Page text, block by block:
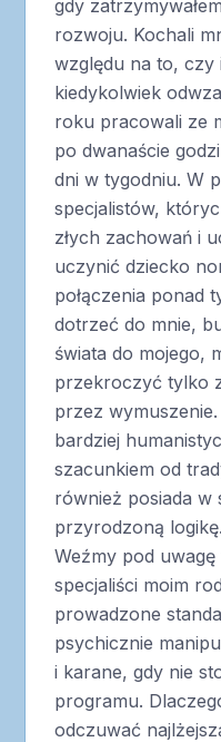
gdy
rozwoju. Kochali
względu na to, czy
kiedykolwiek
roku pracowali ze
po dwanaście
dni w tygodniu. W
specjalistów,
złych zachowań i
uczynić dziecko
połączenia ponad
dotrzeć do mnie,
świata do mojego,
przekroczyć tylko
przez
bardziej
szacunkiem od
również posiada w
przyrodzoną logikę.
Weźmy pod
specjaliści moim
prowadzone
psychicznie
i karane, gdy nie
programu.
odczuwać